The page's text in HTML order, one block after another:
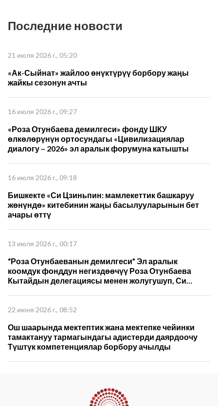
Последние новости
21 июля 2026 г., 05:20
«Ак-Сыйнат» жайлоо өнүктүрүү борбору жаңы
жайкы сезонун ачты
16 июля 2026 г., 09:27
«Роза Отунбаева демилгеси» фонду ШКУ
өлкөлөрүнүн ортосундагы «Цивилизациялар
диалогу – 2026» эл аралык форумуна катышты
16 июля 2026 г., 09:18
Бишкекте «Си Цзиньпин: мамлекеттик башкаруу
жөнүндө» китебинин жаңы басылууларынын бет
ачары өттү
13 июля 2026 г., 00:17
“Роза Отунбаеванын демилгеси” Эл аралык
коомдук фонддун негиздөөчүү Роза Отунбаева
Кытайдын делегациясы менен жолугушуп, Си
22 июня 2026 г., 08:52
Ош шаарында мектептик жана мектепке чейинки
тамактануу тармагындагы адистерди даярдоочу
Түштүк компетенциялар борбору ачылды